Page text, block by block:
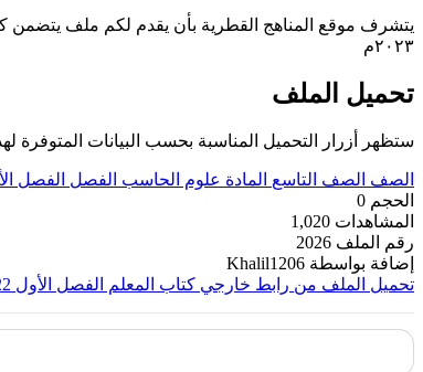
يتشرف موقع المناهج القطرية بأن يقدم لكم ملف يتضمن
٢٠٢٣م
تحميل الملف
ستظهر أزرار التحميل المناسبة بحسب البيانات المتوفرة
الصف الصف التاسع المادة علوم الحاسب الفصل الفصل
الحجم 0
المشاهدات 1,020
رقم الملف 2026
إضافة بواسطة Khalil1206
تحميل الملف من رابط خارجي كتاب المعلم الفصل الأول 2022-2023م